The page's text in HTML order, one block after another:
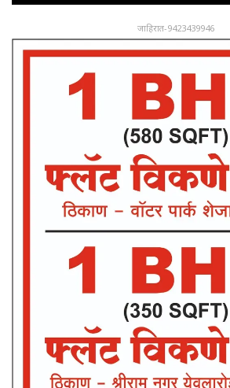
जाहिरात-9423439946